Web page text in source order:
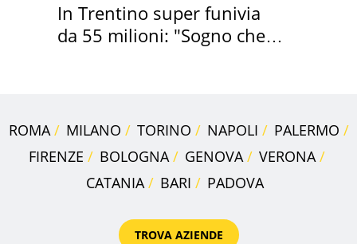
In Trentino super funivia
da 55 milioni: "Sogno che si
ROMA MILANO TORINO NAPOLI
PALERMO
FIRENZE
BOLOGNA GENOVA
VERONA
CATANIA
BARI PADOVA
TROVA AZIENDE